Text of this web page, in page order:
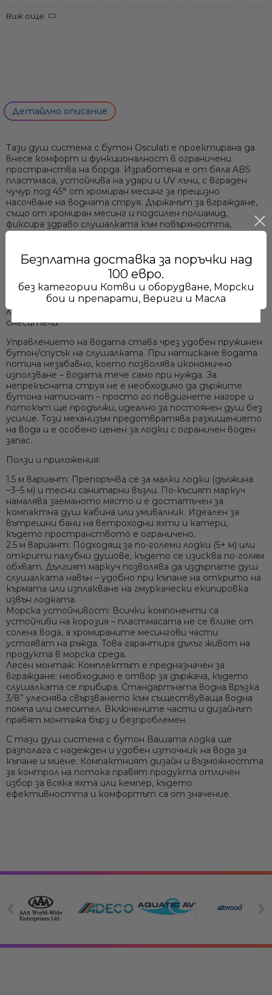
Само
Ние ще се свържем с вас в
материали гарантира дълготрайна употреба в морска
Подходяща за малки лодки, комбинирани санитарни
възли или външни душове
Включен подсилен маркуч (варианти: 1.5 м или 2.5 м) с
Вграден хромиран държач за чист монтаж и сигурно
прибиране на слушалката
Виж още
Детайлно описание
Тази душ система с бутон Osculati е проектирана да
внесе комфорт и функционалност в ограничени
пространства на борда. Изработена е от бяла ABS
пластмаса, устойчива на удари и UV лъчи, с вграден
чучур под 45° от хромиран месинг за прецизно
насочване на водната струя. Държачът за вграждане,
също от хромиран месинг и подсилен полиамид,
фиксира здраво слушалката към повърхността,
предотвратявайки нейното разместване при вълни
маркуч (полиестерна оплетка) с дължина1.5 м или 2.5 м
изберете по-късия за компактни душ кабини и по-
дългия за повече гъвкавост при външен душ. И двата
варианта използват стандартна3/8” вътрешна
за присъединяване към водната система на
лодката, осигурявайки лесна съвместимост с помпи и
смесители.
Управлението на водата става чрез удобен пружинен
бутон/спусък на слушалката. При натискане водата
потича незабавно, което позволява икономично
използване – водата тече само при нужда. За
непрекъсната струя не е необходимо да държите
бутона натиснат – просто го повдигнете нагоре и
потокът ще продължи, идеално за постоянен душ без
усилие. Този механизъм предотвратява разхищението
на вода и е особено ценен за лодки с ограничен воден
запас.
Ползи и приложения:
1.5 м вариант: Препоръчва се за малки лодки (дължина
~3–5 м) и тесни санитарни възли. По-късият маркуч
намалява заеманото място и е достатъчен за
компактна душ кабина или умивалник. Идеален за
вътрешни бани на ветроходни яхти и катери,
където пространството е ограничено.
2.5 м вариант: Подходящ за по-големи лодки (5+ м) или
открити палубни душове, където се изисква по-голям
обхват. Дългият маркуч позволява да издърпате душ
слушалката навън – удобно при къпане на открито на
кърмата или изплакване на гмуркачески екипировка
извън лодката.
Морска устойчивост: Всички компоненти са
устойчиви на корозия – пластмасата не се влияе от
солена вода, а хромираните месингови части
устояват на ръжда. Това гарантира дълъг живот на
продукта в морска среда.
Лесен монтаж: Комплектът е предназначен за
вграждане: необходимо е отвор за държача, където
слушалката се прибира. Стандартната водна връзка
3/8” улеснява свързването към съществуваща водна
помпа или смесител. Включените части и дизайнът
правят монтажа бърз и безпроблемен.
С тази душ система с бутон Вашата лодка ще
разполага с надежден и удобен източник на вода за
къпане и миене. Компактният дизайн и възможността
за контрол на потока правят продукта отличен
избор за всяка яхта или кемпер, където
ефективността и комфортът са от значение.
Безплатна доставка за поръчки над
100 евро.
без категории Котви и оборудване, Морски
бои и препарати, Вериги и Масла